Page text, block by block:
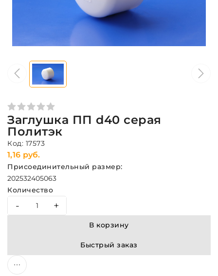
Заглушка ПП d40 серая
Политэк
Код: 17573
1,16 руб.
Присоединительный размер:
202532405063
Количество
- +
В корзину
Быстрый заказ